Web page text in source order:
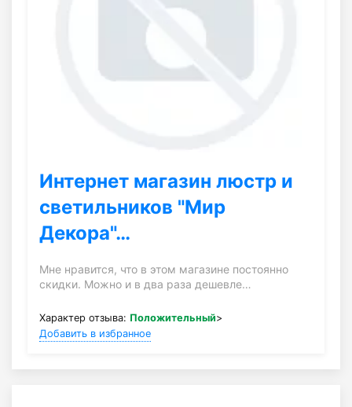
Интернет магазин люстр и
светильников "Мир
Декора"…
Мне нравится, что в этом магазине постоянно
скидки. Можно и в два раза дешевле…
Характер отзыва: Положительный>
Добавить в избранное